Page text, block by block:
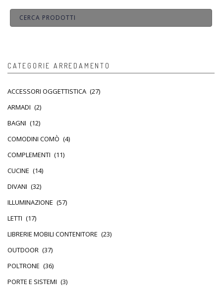
CATEGORIE ARREDAMENTO
ACCESSORI OGGETTISTICA (27)
ARMADI (2)
BAGNI (12)
COMODINI COMÒ (4)
COMPLEMENTI (11)
CUCINE (14)
DIVANI (32)
ILLUMINAZIONE (57)
LETTI (17)
LIBRERIE MOBILI CONTENITORE (23)
OUTDOOR (37)
POLTRONE (36)
PORTE E SISTEMI (3)